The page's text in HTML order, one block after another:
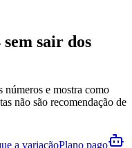
sem sair dos
e mostra como
não são recomendação de
a variaçãoPlano pago